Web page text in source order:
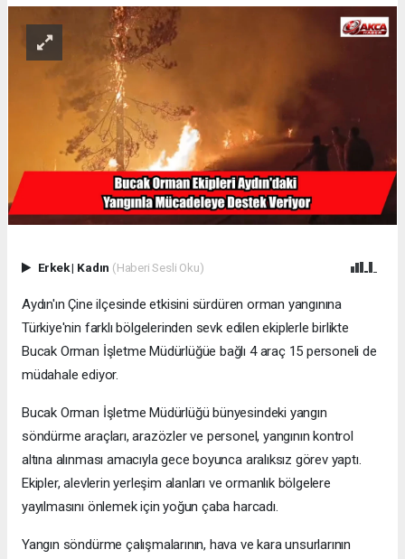
Erkek| Kadın (Haberi Sesli Oku)
Aydın'ın Çine ilçesinde etkisini sürdüren orman yangınına
Türkiye'nin farklı bölgelerinden sevk edilen ekiplerle birlikte
Bucak Orman İşletme Müdürlüğüe bağlı 4 araç 15 personeli de
müdahale ediyor.
Bucak Orman İşletme Müdürlüğü bünyesindeki yangın
söndürme araçları, arazözler ve personel, yangının kontrol
altına alınması amacıyla gece boyunca aralıksız görev yaptı.
Ekipler, alevlerin yerleşim alanları ve ormanlık bölgelere
yayılmasını önlemek için yoğun çaba harcadı.
Yangın söndürme çalışmalarının, hava ve kara unsurlarının